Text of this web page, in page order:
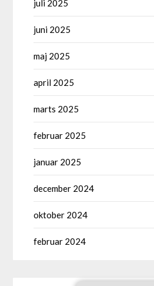
juli 2025
juni 2025
maj 2025
april 2025
marts 2025
februar 2025
januar 2025
december 2024
oktober 2024
februar 2024